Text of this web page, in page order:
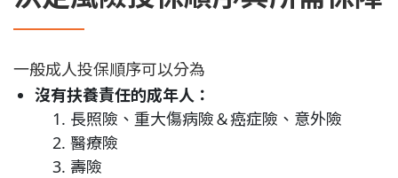
一般成人投保順序可以分為
沒有扶養責任的成年人：
長照險、重大傷病險＆癌症險、意外險
醫療險
壽險